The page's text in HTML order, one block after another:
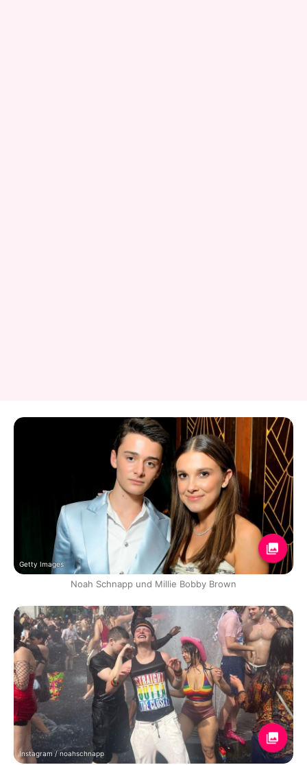
Getty Images
Noah Schnapp und Millie Bobby Brown
Instagram / noahschnapp